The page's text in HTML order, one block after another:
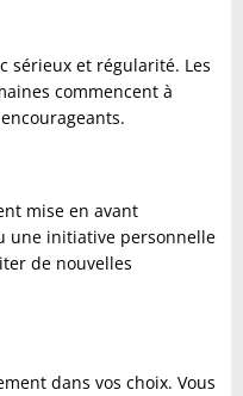
sérieux et régularité. Les
commencent à
mise en avant
une initiative personnelle
de nouvelles
dans vos choix. Vous